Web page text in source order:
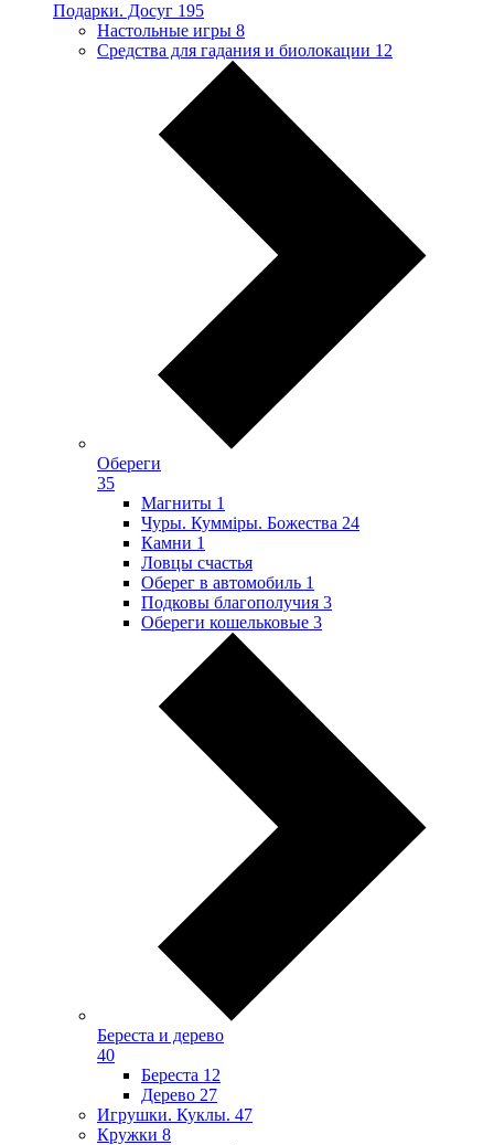
Подарки. Досуг 195
Настольные игры 8
Средства для гадания и биолокации 12
Обереги
35
Магниты 1
Чуры. Куммiры. Божества 24
Камни 1
Ловцы счастья
Оберег в автомобиль 1
Подковы благополучия 3
Обереги кошельковые 3
Береста и дерево
40
Береста 12
Дерево 27
Игрушки. Куклы. 47
Кружки 8